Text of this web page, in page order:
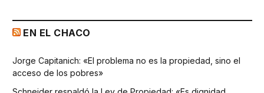
EN EL CHACO
Jorge Capitanich: «El problema no es la propiedad, sino el
acceso de los pobres»